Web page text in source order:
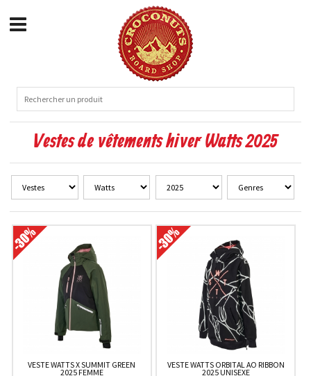
Vestes de vêtements hiver Watts 2025
VESTE WATTS X SUMMIT GREEN
2025 FEMME
VESTE WATTS ORBITAL AO RIBBON
2025 UNISEXE